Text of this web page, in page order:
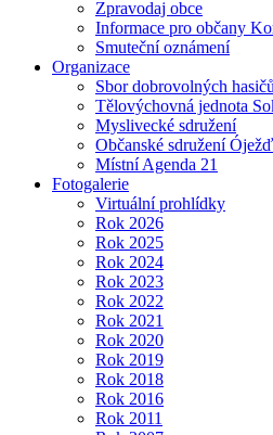
Zpravodaj obce
Informace pro občany
Smuteční oznámení
Organizace
Sbor dobrovolných hasičů
Tělovýchovná jednota
Myslivecké sdružení
Občanské sdružení
Místní Agenda 21
Fotogalerie
Virtuální prohlídky
Rok 2026
Rok 2025
Rok 2024
Rok 2023
Rok 2022
Rok 2021
Rok 2020
Rok 2019
Rok 2018
Rok 2016
Rok 2011